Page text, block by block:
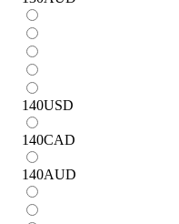
140USD
140CAD
140AUD